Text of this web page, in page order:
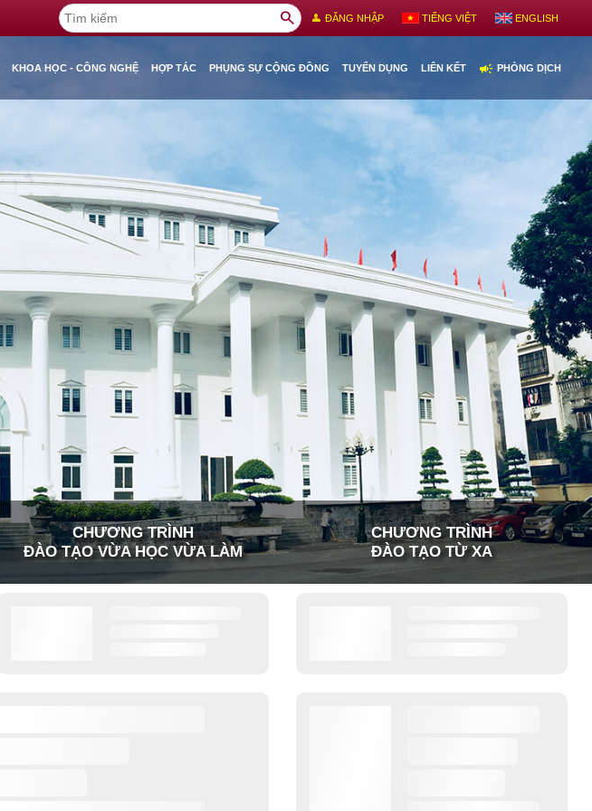
search person ĐĂNG NHẬP TIẾNG VIỆT ENGLISH
KHOA HỌC - CÔNG NGHỆ HỢP TÁC PHỤNG SỰ CỘNG ĐỒNG TUYỂN DỤNG LIÊN KẾT campaign PHÒNG DỊCH
CHƯƠNG TRÌNH
ĐÀO TẠO VỪA HỌC VỪA LÀM
CHƯƠNG TRÌNH
ĐÀO TẠO TỪ XA